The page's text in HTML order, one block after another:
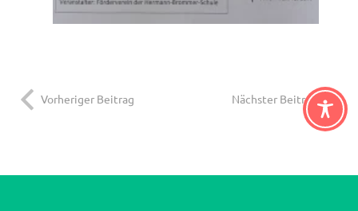
Vorheriger Beitrag Nächster Beitrag